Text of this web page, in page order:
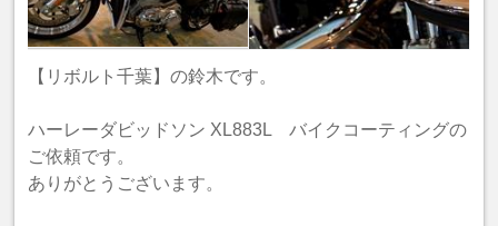
【リボルト千葉】の鈴木です。
ハーレーダビッドソン XL883L バイクコーティングの
ご依頼です。
ありがとうございます。